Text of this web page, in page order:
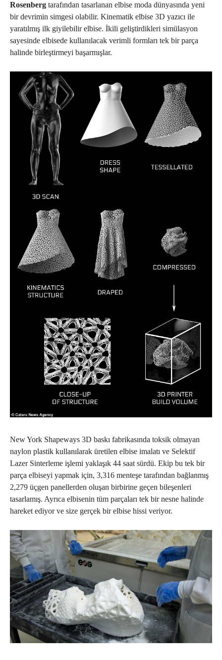
Rosenberg tarafından tasarlanan elbise moda dünyasında yeni
bir devrimin simgesi olabilir. Kinematik elbise 3D yazıcı ile
yaratılmış ilk giyilebilir elbise. İkili geliştirdikleri simülasyon
sayesinde elbisede kullanılacak verimli formları tek bir parça
halinde birleştirmeyi başarmışlar.
New York Shapeways 3D baskı fabrikasında toksik olmayan
naylon plastik kullanılarak üretilen elbise imalatı ve Selektif
Lazer Sinterleme işlemi yaklaşık 44 saat sürdü. Ekip bu tek bir
parça elbiseyi yapmak için, 3,316 menteşe tarafından bağlanmış
2,279 üçgen panellerden oluşan birbirine geçen bileşenleri
tasarlamış. Ayrıca elbisenin tüm parçaları tek bir nesne halinde
hareket ediyor ve size gerçek bir elbise hissi veriyor.